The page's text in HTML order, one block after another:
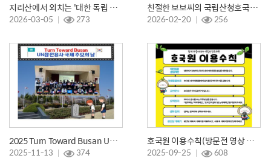
지리산에서 외치는 '대한 독립 만세'
2026-03-05 273
친절한 보보씨의 국립산청호국원 성묘길 안내
2026-02-20 256
2025 Turn Toward Busan UN참전용사 국제 추모의 날 행사 영상
2025-11-13 374
호국원 이용수칙(방문전 영상 시청해주세요~^^)
2025-09-25 608